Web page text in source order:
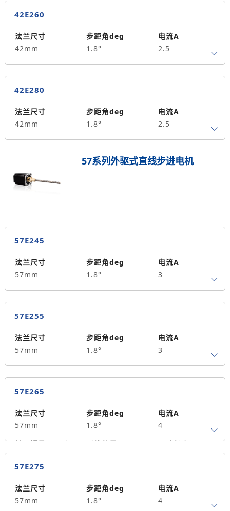
4 48
0.5
70
42E260
法兰尺寸
42mm
步距角deg
1.8°
电流A
2.5
转子惯量g.cm²
4
引线数量
60
马达长度mm
0.7
105
42E280
法兰尺寸
42mm
步距角deg
1.8°
电流A
2.5
转子惯量g.cm²
引线数量
80
马达长度mm
0.8
保持力矩N.m
130
57系列外驱式直线步进电机
57E245
法兰尺寸
57mm
步距角deg
1.8°
电流A
3
转子惯量g.cm²
4
引线数量
45
马达长度mm
0.7
200
57E255
法兰尺寸
57mm
步距角deg
1.8°
电流A
3
转子惯量g.cm²
4
引线数量
55
马达长度mm
0.9
300
57E265
法兰尺寸
57mm
步距角deg
1.8°
电流A
4
转子惯量g.cm²
4
引线数量
65
马达长度mm
1.5
390
57E275
法兰尺寸
57mm
步距角deg
1.8°
电流A
4